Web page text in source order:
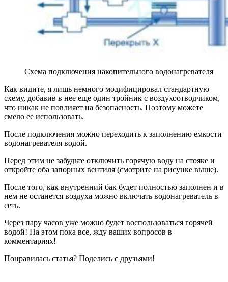
Схема подключения накопительного водонагревателя
Как видите, я лишь немного модифицировал стандартную
схему, добавив в нее еще один тройник с воздухоотводчиком,
что никак не повлияет на безопасность. Поэтому можете
смело ее использовать.
После подключения можно переходить к заполнению емкости
водонагревателя водой.
Перед этим не забудьте отключить горячую воду на стояке и
откройте оба запорных вентиля (смотрите на рисунке выше).
После того, как внутренний бак будет полностью заполнен и в
нем не останется воздуха можно включать водонагреватель в
сеть.
Через пару часов уже можно будет воспользоваться горячей
водой! На этом пока все, жду ваших вопросов в
комментариях!
Понравилась статья? Поделись с друзьями!